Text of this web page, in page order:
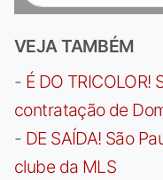
VEJA TAMBÉM
- É DO TRICOLOR!
contratação de
- DE SAÍDA! São
clube da MLS